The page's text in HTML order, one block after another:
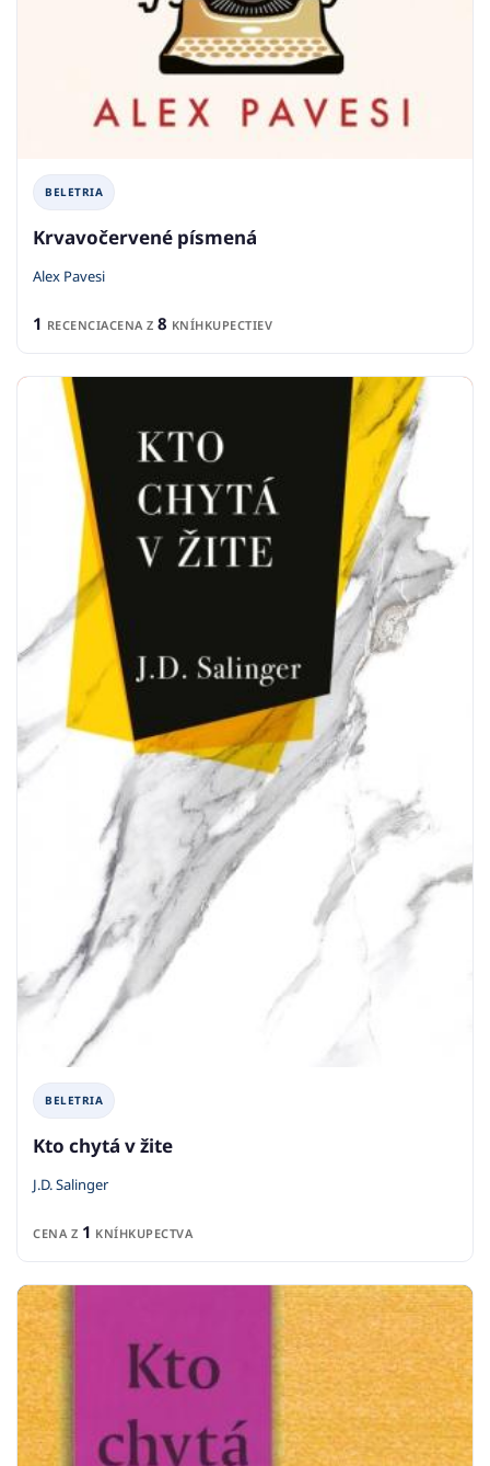
BELETRIA
Krvavočervené písmená
Alex Pavesi
1 RECENCIACENA Z 8 KNÍHKUPECTIEV
BELETRIA
Kto chytá v žite
J.D. Salinger
CENA Z 1 KNÍHKUPECTVA